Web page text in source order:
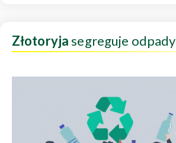
Złotoryjasegreguje odpady